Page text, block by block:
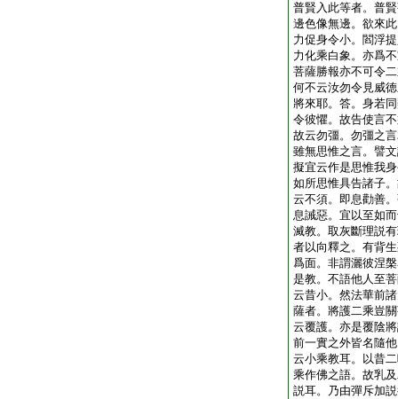
普賢入此等者。普
邊色像無邊。欲來
力促身令小。閻浮
力化乘白象。亦爲
菩薩勝報亦不可令
何不云汝勿令見威
將來耶。答。身若
令彼懼。故告使言
故云勿彊。勿彊之
雖無思惟之言。譬
擬宜云作是思惟我
如所思惟具告諸子
云不須。即息勸善
息誡惡。宜以至如
滅教。取灰斷理説
者以向釋之。有背
爲面。非謂灑彼涅
是教。不語他人至
云昔小。然法華前
薩者。將護二乘豈
云覆護。亦是覆陰
前一實之外皆名隨
云小乘教耳。以昔
乘作佛之語。故乳
説耳。乃由彈斥加